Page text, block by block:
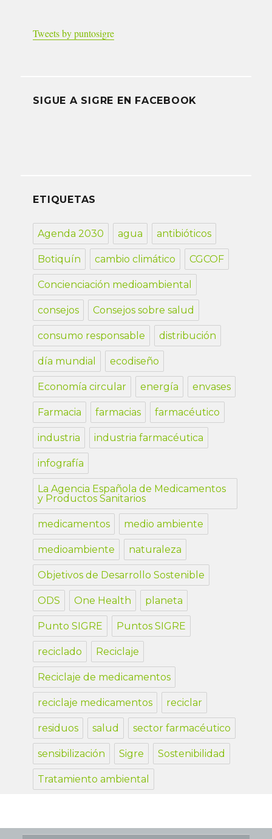
Tweets by puntosigre
SIGUE A SIGRE EN FACEBOOK
ETIQUETAS
Agenda 2030 agua antibióticos
Botiquín cambio climático CGCOF
Concienciación medioambiental
consejos Consejos sobre salud
consumo responsable distribución
día mundial ecodiseño
Economía circular energía envases
Farmacia farmacias farmacéutico
industria industria farmacéutica
infografía
La Agencia Española de Medicamentos
y Productos Sanitarios
medicamentos medio ambiente
medioambiente naturaleza
Objetivos de Desarrollo Sostenible
ODS One Health planeta
Punto SIGRE Puntos SIGRE
reciclado Reciclaje
Reciclaje de medicamentos
reciclaje medicamentos reciclar
residuos salud sector farmacéutico
sensibilización Sigre Sostenibilidad
Tratamiento ambiental